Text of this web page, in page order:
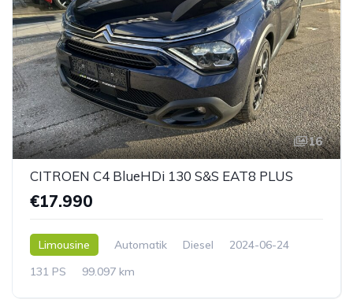
16
CITROEN C4 BlueHDi 130 S&S EAT8 PLUS
€17.990
Limousine Automatik Diesel
2024-06-24
131 PS
99.097 km